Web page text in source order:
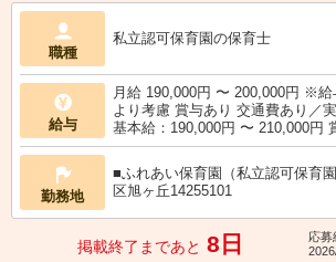
職種
私立認可保育園の保育士
給与
月給 190,000円 〜 200,000円 ※
より考慮 賞与あり 交通費あり／
基本給：190,000円 〜 210,000円
勤務地
■ふれあい保育園（私立認可保育
区旭ヶ丘14255101
掲載終了まであと 8日
応募